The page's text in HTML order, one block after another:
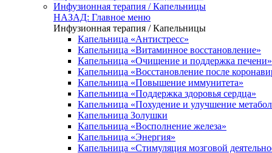
Инфузионная терапия / Капельницы
НАЗАД: Главное меню
Инфузионная терапия / Капельницы
Капельница «Антистресс»
Капельница «Витаминное восстановление»
Капельница «Очищение и поддержка печени»
Капельница «Восстановление после
Капельница «Повышение иммунитета»
Капельница «Поддержка здоровья сердца»
Капельница «Похудение и улучшение
Капельница Золушки
Капельница «Восполнение железа»
Капельница «Энергия»
Капельница «Стимуляция мозговой